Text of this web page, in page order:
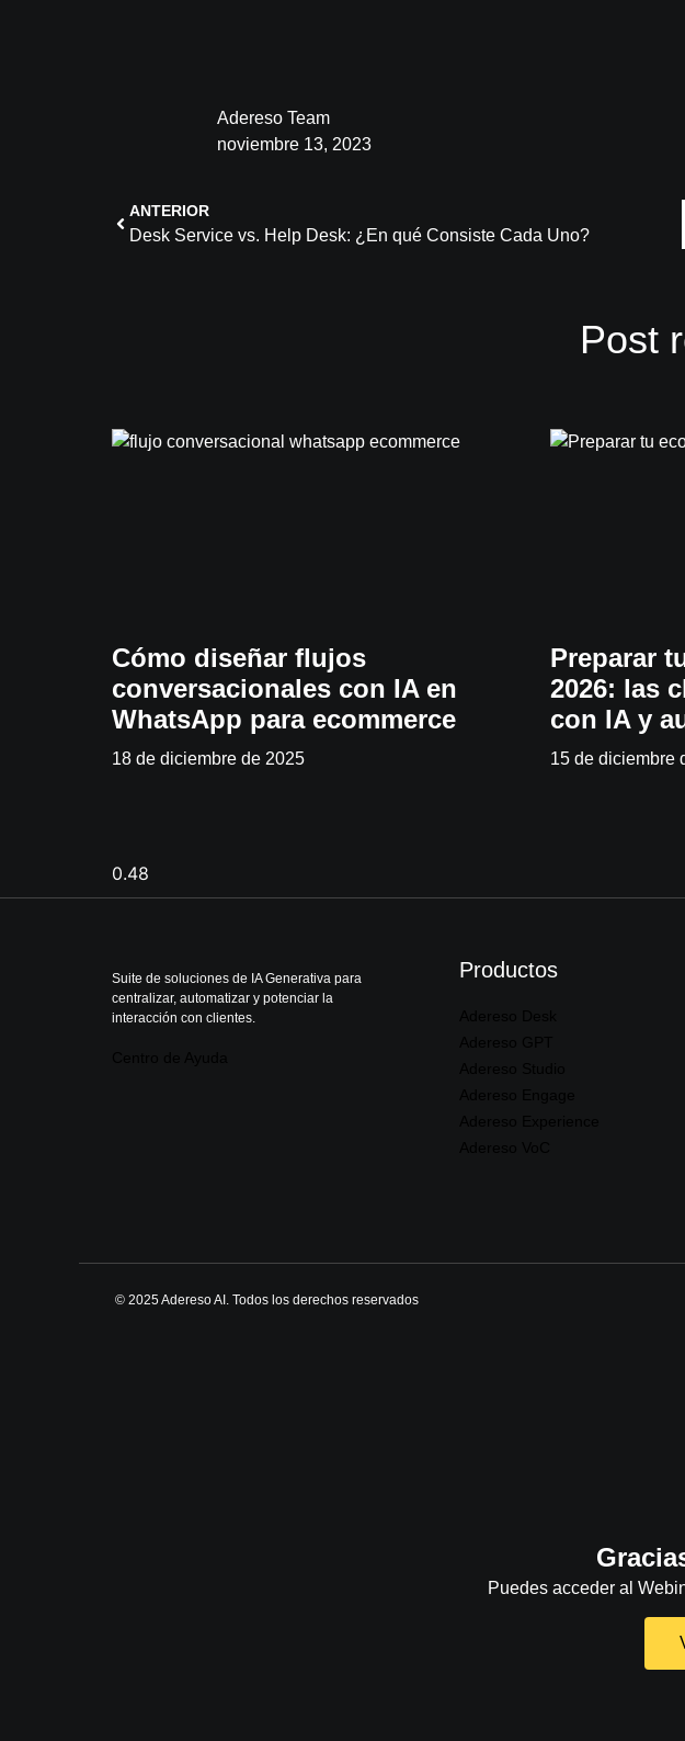
Adereso Team
noviembre 13, 2023
ANTERIOR
Desk Service vs. Help Desk: ¿En qué Consiste Cada Uno?
Post
Cómo diseñar flujos
conversacionales con IA en
WhatsApp para ecommerce
18 de diciembre de 2025
Preparar
2026: las
con IA y
15 de diciembre
Suite de soluciones de IA Generativa para
centralizar, automatizar y potenciar la
interacción con clientes.
Productos
© 2025 Adereso AI. Todos los derechos reservados
Puedes acceder al